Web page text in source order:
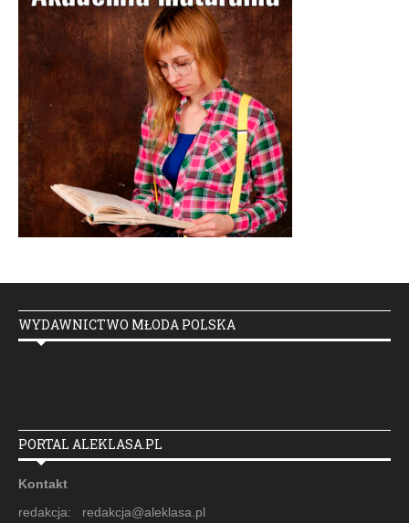
WYDAWNICTWO MŁODA POLSKA
PORTAL ALEKLASA.PL
Kontakt
redakcja: redakcja@aleklasa.pl